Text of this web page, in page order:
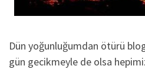
Dün yoğunluğumdan ötürü
gün gecikmeyle de olsa